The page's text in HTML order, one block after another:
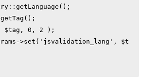
$tag, 0, 2 );
>set('jsvalidation_lang', $t